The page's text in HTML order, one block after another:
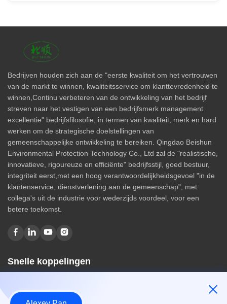
Bedrijven houden zich aan de "eerste kwaliteit om het vertrouwen
van de markt te winnen, kwaliteitsservice om klanttevredenheid te
winnen,Continu verbeteren van de ontwikkeling van het bedrijf
streven naar het vestigen van een bedrijfsmerk management
excellentie" bedrijfsfilosofie, in termen van kwaliteit, merk en hard
werken om de strategische doelstellingen van
gemeenschappelijke ontwikkeling te bereiken. Qingdao Beishun
Environmental Protection Technology Co., Ltd zal de "realistische,
innovatieve, rigoureuze en efficiënte" bedrijfsstijl, goed bestuur,
integriteit eerst,met een hoog verantwoordelijkheidsgevoel "in de
klantenservice, dienstverlening aan de gemeenschap", met
collega's uit de industrie voor wederzijds voordeel, voor een
betere toekomst.
Snelle koppelingen
Over ons